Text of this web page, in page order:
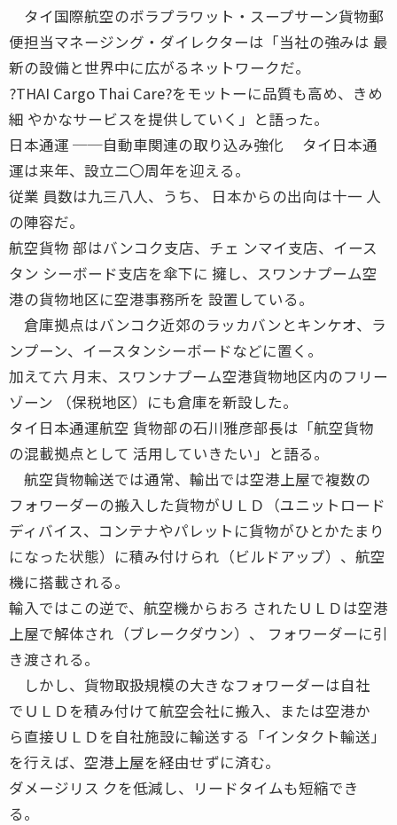
タイ国際航空のボラプラワット・スープサーン貨物郵
便担当マネージング・ダイレクターは「当社の強みは 最
新の設備と世界中に広がるネットワークだ。
?THAI Cargo Thai Care?をモットーに品質も高め、きめ
細 やかなサービスを提供していく」と語った。
日本通運 ──自動車関連の取り込み強化 タイ日本通
運は来年、設立二〇周年を迎える。
従業 員数は九三八人、うち、 日本からの出向は十一 人
の陣容だ。
航空貨物 部はバンコク支店、チェ ンマイ支店、イース
タン シーボード支店を傘下に 擁し、スワンナプーム空
港の貨物地区に空港事務所を 設置している。
倉庫拠点はバンコク近郊のラッカバンとキンケオ、ラ
ンプーン、イースタンシーボードなどに置く。
加えて六 月末、スワンナプーム空港貨物地区内のフリー
ゾーン （保税地区）にも倉庫を新設した。
タイ日本通運航空 貨物部の石川雅彦部長は「航空貨物
の混載拠点として 活用していきたい」と語る。
航空貨物輸送では通常、輸出では空港上屋で複数の
フォワーダーの搬入した貨物がＵＬＤ（ユニットロード
ディバイス、コンテナやパレットに貨物がひとかたまり
になった状態）に積み付けられ（ビルドアップ）、航空
機に搭載される。
輸入ではこの逆で、航空機からおろ されたＵＬＤは空港
上屋で解体され（ブレークダウン）、 フォワーダーに引
き渡される。
しかし、貨物取扱規模の大きなフォワーダーは自社
でＵＬＤを積み付けて航空会社に搬入、または空港か
ら直接ＵＬＤを自社施設に輸送する「インタクト輸送」
を行えば、空港上屋を経由せずに済む。
ダメージリス クを低減し、リードタイムも短縮でき
る。